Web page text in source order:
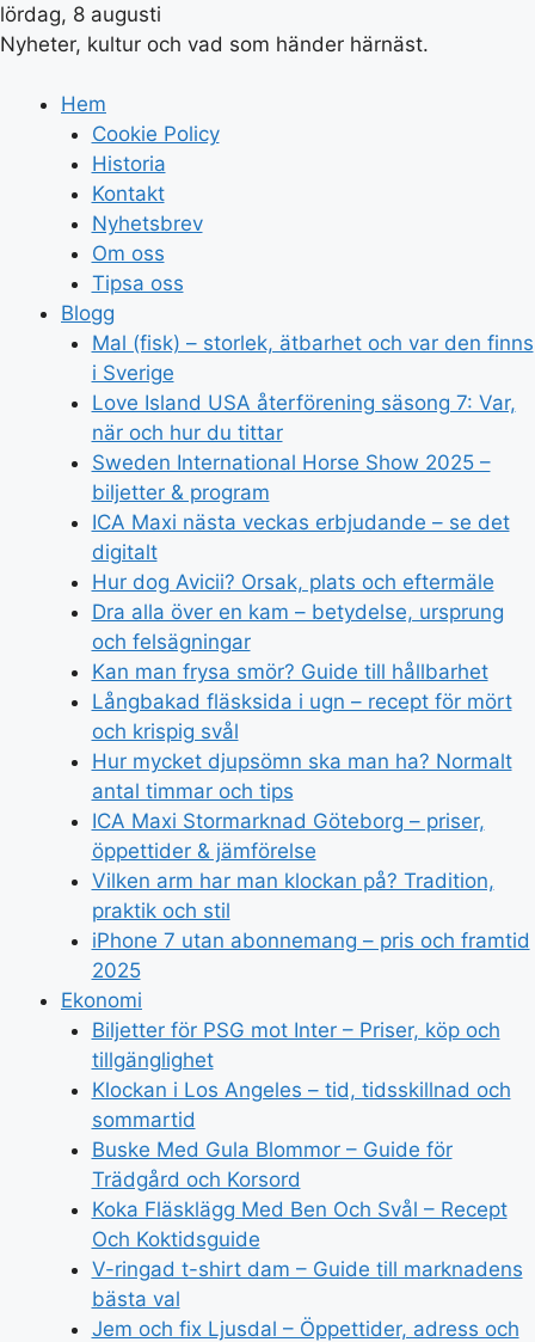
lördag, 8 augusti
Nyheter, kultur och vad som händer härnäst.
Hem
Cookie Policy
Historia
Kontakt
Nyhetsbrev
Om oss
Tipsa oss
Blogg
Mal (fisk) – storlek, ätbarhet och var den finns
i Sverige
Love Island USA återförening säsong 7: Var,
när och hur du tittar
Sweden International Horse Show 2025 –
biljetter & program
ICA Maxi nästa veckas erbjudande – se det
digitalt
Hur dog Avicii? Orsak, plats och eftermäle
Dra alla över en kam – betydelse, ursprung
och felsägningar
Kan man frysa smör? Guide till hållbarhet
Långbakad fläsksida i ugn – recept för mört
och krispig svål
Hur mycket djupsömn ska man ha? Normalt
antal timmar och tips
ICA Maxi Stormarknad Göteborg – priser,
öppettider & jämförelse
Vilken arm har man klockan på? Tradition,
praktik och stil
iPhone 7 utan abonnemang – pris och framtid
2025
Ekonomi
Biljetter för PSG mot Inter – Priser, köp och
tillgänglighet
Klockan i Los Angeles – tid, tidsskillnad och
sommartid
Buske Med Gula Blommor – Guide för
Trädgård och Korsord
Koka Fläsklägg Med Ben Och Svål – Recept
Och Koktidsguide
V-ringad t-shirt dam – Guide till marknadens
bästa val
Jem och fix Ljusdal – Öppettider, adress och